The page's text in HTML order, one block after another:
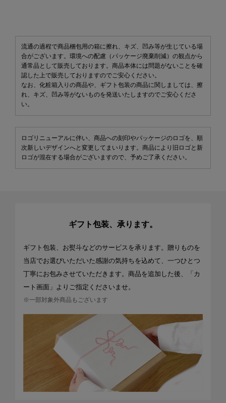
流通の過程で商品梱包用の箱に擦れ、キズ、凹み等が生じている場
合がございます。環境への配慮（パッケージ廃棄削減）の観点から
通常品として販売しております。商品本体には問題がないことを確
認した上で販売しておりますのでご安心ください。
なお、化粧箱入りの商品や、ギフト包装の商品に関しましては、擦
れ、キズ、凹み等がないものを発送いたしますのでご安心くださ
い。
ロゴリニューアルに伴い、商品への刻印やパッケージのロゴを、順
次新しいデザインへと変更してまいります。商品により旧ロゴと新
ロゴが混在する場合がございますので、予めご了承ください。
ギフト包装、承ります。
ギフト包装、お熨斗などのサービスを承ります。贈りものを
当店でお選びいただいた感謝の気持ちを込めて、一つひとつ
丁寧にお包みさせていただきます。商品を追加した後、「カ
ート画面」よりご指定くださいませ。
※一部対象外商品もございます